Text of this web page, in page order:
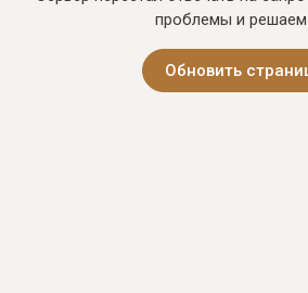
проблемы и решаем
Обновить